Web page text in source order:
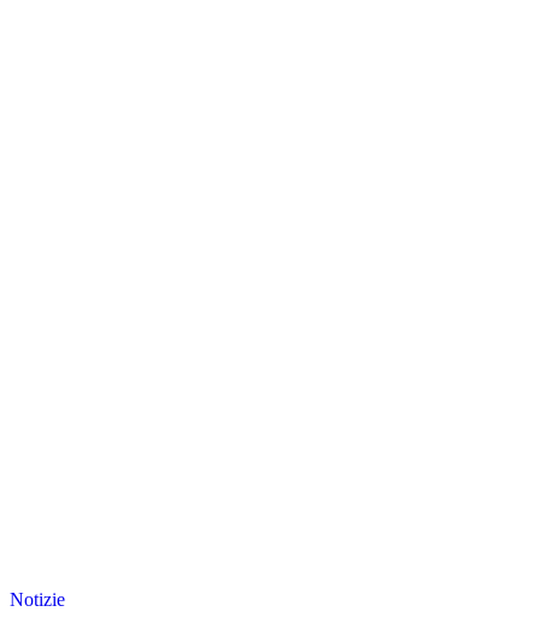
Notizie